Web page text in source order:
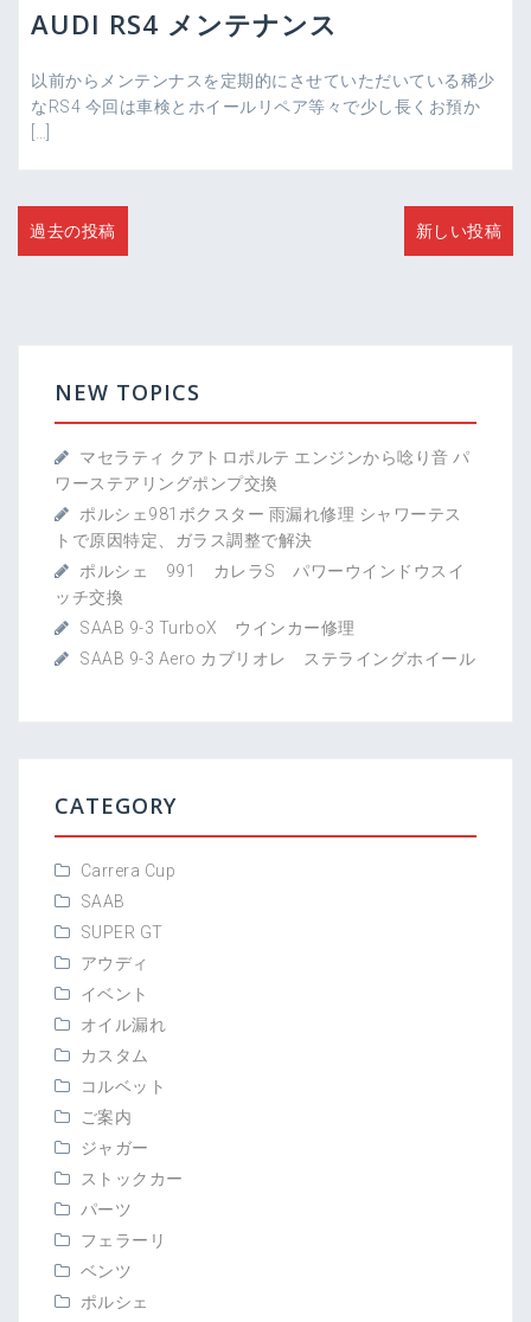
AUDI RS4 メンテナンス
以前からメンテンナスを定期的にさせていただいている稀少
なRS4 今回は車検とホイールリペア等々で少し長くお預か
投
稿過去の投稿 新しい投稿
NEW TOPICS
マセラティ クアトロポルテ エンジンから唸り音 パ
ワーステアリングポンプ交換
ポルシェ981ボクスター 雨漏れ修理 シャワーテス
トで原因特定、ガラス調整で解決
ポルシェ 991 カレラS パワーウインドウスイ
ッチ交換
SAAB 9-3 TurboX ウインカー修理
SAAB 9-3 Aero カブリオレ ステライングホイール
CATEGORY
Carrera Cup
SAAB
SUPER GT
アウディ
イベント
オイル漏れ
カスタム
コルベット
ご案内
ジャガー
ストックカー
パーツ
フェラーリ
ベンツ
ポルシェ